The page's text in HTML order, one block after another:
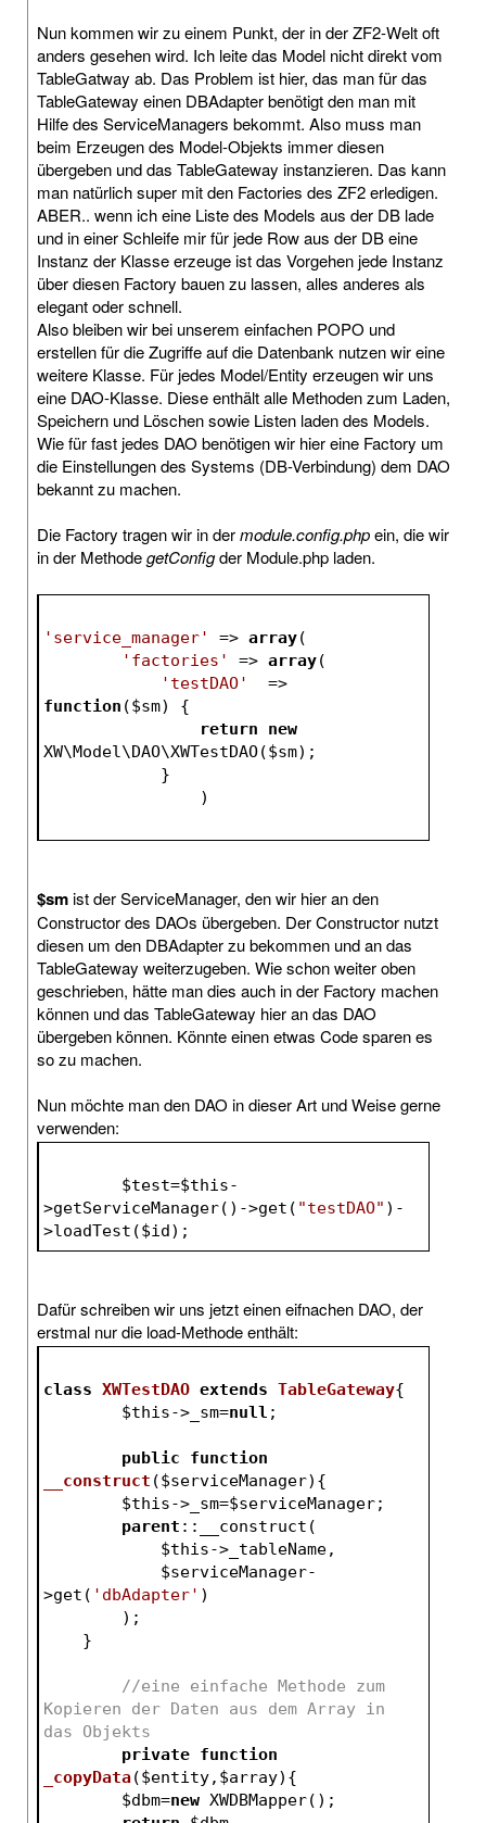
Nun kommen wir zu einem Punkt, der in der ZF2-Welt oft
anders gesehen wird. Ich leite das Model nicht direkt vom
TableGatway ab. Das Problem ist hier, das man für das
TableGateway einen DBAdapter benötigt den man mit
Hilfe des ServiceManagers bekommt. Also muss man
beim Erzeugen des Model-Objekts immer diesen
übergeben und das TableGateway instanzieren. Das kann
man natürlich super mit den Factories des ZF2 erledigen.
ABER.. wenn ich eine Liste des Models aus der DB lade
und in einer Schleife mir für jede Row aus der DB eine
Instanz der Klasse erzeuge ist das Vorgehen jede Instanz
über diesen Factory bauen zu lassen, alles anderes als
elegant oder schnell.
Also bleiben wir bei unserem einfachen POPO und
erstellen für die Zugriffe auf die Datenbank nutzen wir eine
weitere Klasse. Für jedes Model/Entity erzeugen wir uns
eine DAO-Klasse. Diese enthält alle Methoden zum Laden,
Speichern und Löschen sowie Listen laden des Models.
Wie für fast jedes DAO benötigen wir hier eine Factory um
die Einstellungen des Systems (DB-Verbindung) dem DAO
bekannt zu machen.
Die Factory tragen wir in dermodule.config.phpein, die wir
in der MethodegetConfigder Module.php laden.
'service_manager' => array(
'factories'
=> array(
'testDAO'
function ($sm)
{
return
new
XW\Model\DAO\XWTestDAO($sm);
            }
$smist der ServiceManager, den wir hier an den
Constructor des DAOs übergeben. Der Constructor nutzt
diesen um den DBAdapter zu bekommen und an das
TableGateway weiterzugeben. Wie schon weiter oben
geschrieben, hätte man dies auch in der Factory machen
können und das TableGateway hier an das DAO
übergeben können. Könnte einen etwas Code sparen es
so zu machen.
Nun möchte man den DAO in dieser Art und Weise gerne
verwenden:
$test=$this-
>getServiceManager()->get( "testDAO" )-
>loadTest($id);
Dafür schreiben wir uns jetzt einen eifnachen DAO, der
erstmal nur die load-Methode enthält:
class XWTestDAO extends TableGateway{
$this->_sm=null ;
public
function
__construct ($serviceManager) {
$this->_sm=$serviceManager;
parent ::__construct(
$this->_tableName,
$serviceManager-
>get( 'dbAdapter' )
        );
    }
//eine einfache Methode zum
Kopieren der Daten aus dem Array in
das Objekts
private function
_copyData($entity, $array) {
$dbm=new XWDBMapper();